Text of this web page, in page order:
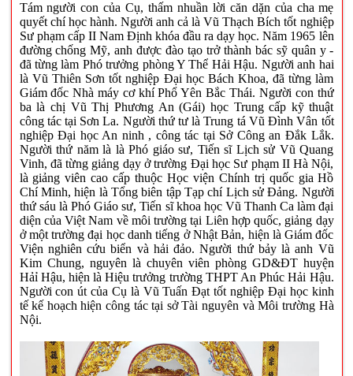
Tám người con của Cụ, thấm nhuần lời căn dặn của cha mẹ
quyết chí học hành. Người anh cả là Vũ Thạch Bích tốt nghiệp
Sư phạm cấp II Nam Định khóa đầu ra dạy học. Năm 1965 lên
đường chống Mỹ, anh được đào tạo trở thành bác sỹ quân y -
đã từng làm Phó trưởng phòng Y Thể Hải Hậu. Người anh hai
là Vũ Thiên Sơn tốt nghiệp Đại học Bách Khoa, đã từng làm
Giám đốc Nhà máy cơ khí Phổ Yên Bắc Thái. Người con thứ
ba là chị Vũ Thị Phương An (Gái) học Trung cấp kỹ thuật
công tác tại Sơn La. Người thứtư là Trung tá Vũ Đình Vân tốt
nghiệp Đại học An ninh , công tác tại Sở Công an Đắk Lắk.
Người thứ năm là là Phó giáo sư, Tiến sĩ Lịch sử Vũ Quang
Vinh, đã từng giảng dạy ở trường Đại học Sư phạm II Hà Nội,
là giảng viên cao cấp thuộc Học viện Chính trị quốc gia Hồ
Chí Minh, hiện là Tổng biên tập Tạp chí Lịch sử Đảng. Người
thứ sáu là Phó Giáo sư, Tiến sĩ khoa học Vũ Thanh Ca làm đại
diện của Việt Nam về môi trường tại Liên hợp quốc, giảng dạy
ở một trường đại học danh tiếng ở Nhật Bản, hiện là Giám đốc
Viện nghiên cứu biển và hải đảo. Người thứ bảy là anh Vũ
Kim Chung, nguyên là chuyên viên phòng GD&ĐT huyện
Hảỉ Hậu, hiện là Hiệu trưởng trường THPT An Phúc Hải Hậu.
Người con út của Cụ là Vũ Tuấn Đạt tốt nghiệp Đại học kinh
tế kế hoạch hiện công tác tại sở Tài nguyên và Môi trường Hà
Nội.